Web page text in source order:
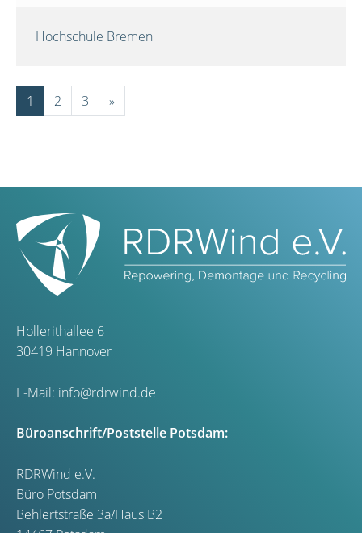
Hochschule Bremen
1 2 3 »
Hollerithallee 6
30419 Hannover
E-Mail: info@rdrwind.de
Büroanschrift/Poststelle Potsdam:
RDRWind e.V.
Büro Potsdam
Behlertstraße 3a/Haus B2